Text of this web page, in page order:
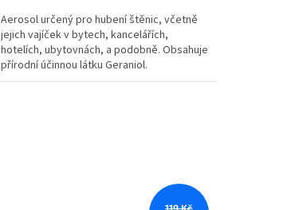
Aerosol určený pro hubení štěnic, včetně
jejich vajíček v bytech, kancelářích,
hotelích, ubytovnách, a podobně. Obsahuje
přírodní účinnou látku Geraniol.